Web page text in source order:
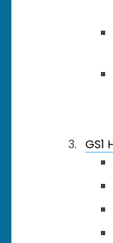
GS1